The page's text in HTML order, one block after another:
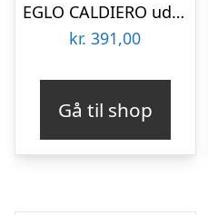
EGLO CALDIERO udendørs væglampe med sensor, antracit
kr. 391,00
Gå til shop